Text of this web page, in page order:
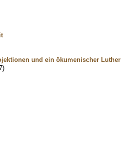
und ein ökumenischer Luther
)